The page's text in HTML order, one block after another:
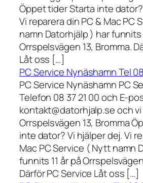
Öppet tider Starta inte
Vi reparera din PC & Mac PC
namn Datorhjälp ) har funnits
Orrspelsvägen 13, Bromma.
Låt oss […]
PC Service Nynäshamn Tel
PC Service Nynäshamn PC
Telefon 08 37 21 00 och E-
kontakt@datorhjalp.se och
Orrspelsvägen 13, Bromma
inte dator? Vi hjälper dej. Vi
Mac PC Service ( Nytt namn
funnits 11 år på
Därför PC Service Låt oss […]